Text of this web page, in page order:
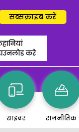
सब्सक्राइब करें
साइबर राजनीतिक